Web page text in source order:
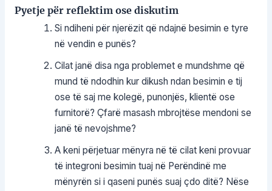
Pyetje për reflektim ose diskutim
Si ndiheni për njerëzit që ndajnë besimin e tyre
në vendin e punës?
Cilat janë disa nga problemet e mundshme që
mund të ndodhin kur dikush ndan besimin e tij
ose të saj me kolegë, punonjës, klientë ose
furnitorë? Çfarë masash mbrojtëse mendoni se
janë të nevojshme?
A keni përjetuar mënyra në të cilat keni provuar
të integroni besimin tuaj në Perëndinë me
mënyrën si i qaseni punës suaj çdo ditë? Nëse